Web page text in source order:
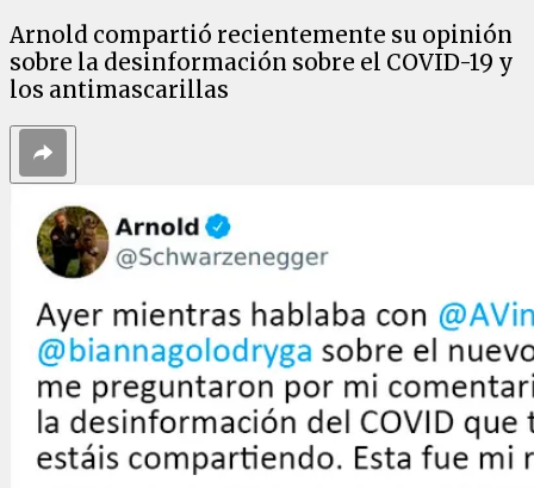
Arnold compartió recientemente su opinión
sobre la desinformación sobre el COVID-19 y
los antimascarillas